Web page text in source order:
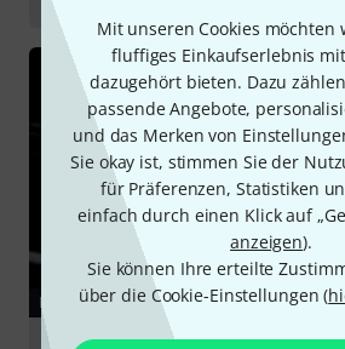
Mit unseren Cookies möchten
fluffiges Einkaufserlebnis
dazugehört bieten. Dazu
passende Angebote,
und das Merken von
Sie okay ist, stimmen Sie der
für Präferenzen, Statistiken
einfach durch einen Klick auf
anzeigen).
Sie können Ihre erteilte
über die Cookie-Einstellungen (
RATGEBER